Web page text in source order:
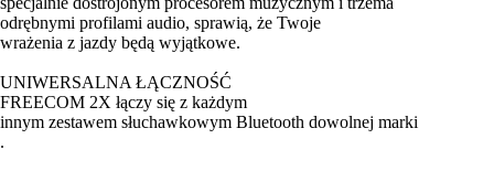
odrębnymi profilami audio, sprawią, że Twoje
wrażenia z jazdy będą wyjątkowe.
UNIWERSALNA ŁĄCZNOŚĆ
FREECOM 2X łączy się z każdym
innym zestawem słuchawkowym Bluetooth dowolnej marki
.